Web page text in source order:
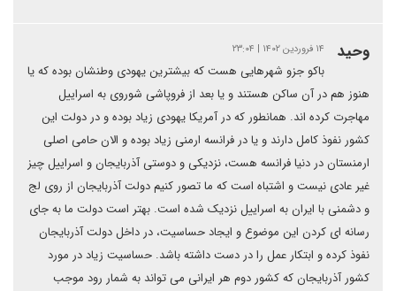
وحید ۱۴ فروردین ۱۴۰۲ | ۲۳:۰۴
باکو جزو شهرهایی هست که بیشترین یهودی وطنشان بوده که یا
هنوز هم در آن ساکن هستند و یا بعد از فروپاشی شوروی به اسراییل
مهاجرت کرده اند. همانطور که در آمریکا یهودی زیاد بوده و در دولت این
کشور نفوذ کامل دارند و یا در فرانسه ارمنی زیاد بوده و الان حامی اصلی
ارمنستان در دنیا فرانسه هست، نزدیکی و دوستی آذربایجان و اسراییل چیز
غیر عادی نیست و اشتباه است که ما تصور کنیم دولت آذربایجان از روی لج
و دشمنی با ایران به اسراییل نزدیک شده است. بهتر است دولت ما به جای
رسانه ای کردن این موضوع و ایجاد حساسیت، در داخل دولت آذربایجان
نفوذ کرده و ابتکار عمل را در دست داشته باشد. حساسیت زیاد در مورد
کشور آذربایجان که کشور دوم هر ایرانی می تواند به شمار رود موجب